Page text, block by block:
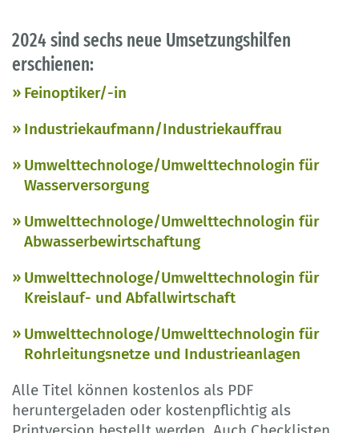
2024 sind sechs neue Umsetzungshilfen
erschienen:
Feinoptiker/-in
Industriekaufmann/Industriekauffrau
Umwelttechnologe/Umwelttechnologin für
Wasserversorgung
Umwelttechnologe/Umwelttechnologin für
Abwasserbewirtschaftung
Umwelttechnologe/Umwelttechnologin für
Kreislauf- und Abfallwirtschaft
Umwelttechnologe/Umwelttechnologin für
Rohrleitungsnetze und Industrieanlagen
Alle Titel können kostenlos als PDF
heruntergeladen oder kostenpflichtig als